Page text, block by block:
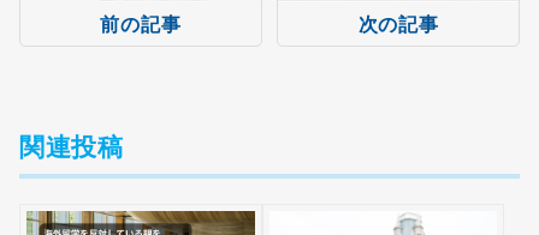
前の記事 次の記事
関連投稿